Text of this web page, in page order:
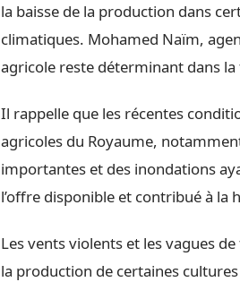
la baisse de la production dans
climatiques. Mohamed Naïm,
agricole reste déterminant dans
Il rappelle que les récentes
agricoles du Royaume,
importantes et des inondations
l’offre disponible et contribué à la
Les vents violents et les vagues
la production de certaines